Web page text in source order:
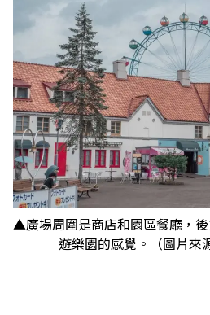
▲廣場周圍是商店和園區餐廳，
遊樂園的感覺。（圖片來